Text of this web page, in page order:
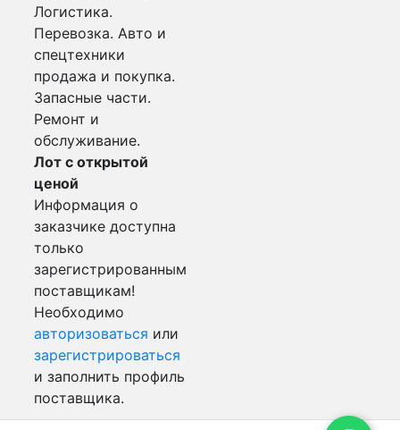
Логистика.
Перевозка. Авто и
спецтехники
продажа и покупка.
Запасные части.
Ремонт и
обслуживание.
Лот с открытой
ценой
Информация о
заказчике доступна
только
зарегистрированным
поставщикам!
Необходимо
авторизоваться или
зарегистрироваться
и заполнить профиль
поставщика.